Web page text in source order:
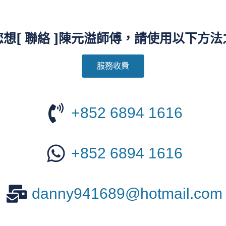
想[ 聯絡 ]陳元溢師傅，請使用以下方法
服務收費
+852 6894 1616
+852 6894 1616
danny941689@hotmail.com